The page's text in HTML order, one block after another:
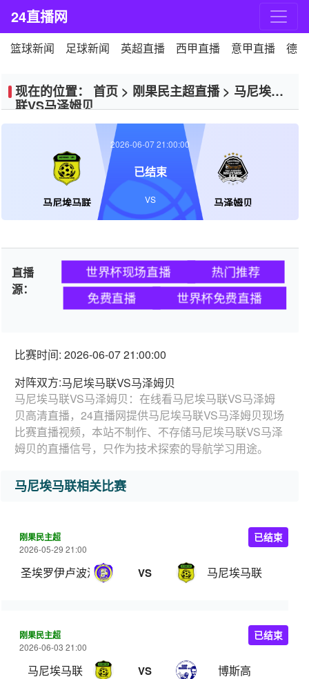
24直播网
篮球新闻 足球新闻 英超直播 西甲直播 意甲直播 德
现在的位置： 首页 > 刚果民主超直播> 马尼埃马
联VS马泽姆贝
马尼埃马联 马泽姆贝
2026-06-07 21:00:00
已结束
VS
直播
源：
世界杯现场直播
热门推荐
免费直播
世界杯免费直播
比赛时间: 2026-06-07 21:00:00
对阵双方:马尼埃马联VS马泽姆贝
马尼埃马联VS马泽姆贝：在线看马尼埃马联VS马泽姆
贝高清直播，24直播网提供马尼埃马联VS马泽姆贝现场
比赛直播视频，本站不制作、不存储马尼埃马联VS马泽
姆贝的直播信号，只作为技术探索的导航学习用途。
马尼埃马联相关比赛
刚果民主超
2026-05-29 21:00
圣埃罗伊卢波波 VS 马尼埃马联
已结束
刚果民主超
2026-06-03 21:00
马尼埃马联 VS 博斯高
已结束